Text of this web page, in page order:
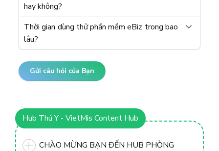
hay không?
Thời gian dùng thử phần mềm eBiz trong bao
lâu?
Gửi câu hỏi của Bạn
Hub Thú Y - VietMis Content Hub
CHÀO MỪNG BẠN ĐẾN HUB PHÒNG